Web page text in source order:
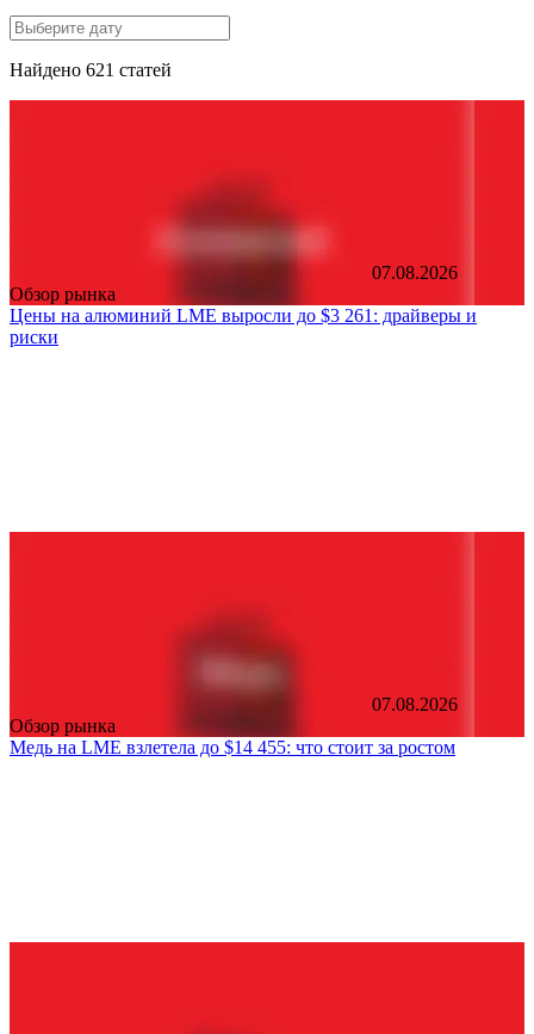
Найдено 621 статей
07.08.2026
Обзор рынка
Цены на алюминий LME выросли до $3 261: драйверы и
риски
07.08.2026
Обзор рынка
Медь на LME взлетела до $14 455: что стоит за ростом